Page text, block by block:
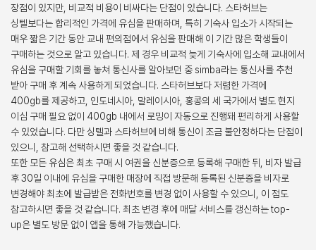
장점이 있지만, 비교적 비용이 비싸다는 단점이 있습니다. 스타허브는
싱텔보다는 합리적인 가격에 유심을 판매하며, 특히 기숙사 입소가 시작되는
매우 짧은 기간 동안 교내 편의점에서 유심을 판매해 이 기간 많은 학생들이
구매하는 것으로 알고 있습니다. 제 경우 비교적 늦게 기숙사에 입소해 교내에서
유심을 구매할 기회를 놓쳐 통신사를 알아보던 중 simba라는 통신사를 추천
받아 구매 후 계속 사용하게 되었습니다. 스타허브보다 저렴한 가격에
400gb를 제공하고, 인도네시아, 말레이시아, 홍콩의 세 국가에서 별도 현지
이심 구매 필요 없이 400gb 내에서 로밍이 자동으로 진행돼 편리하게 사용할
수 있었습니다. 다만 싱텔과 스타허브에 비해 통신이 조금 불안정하다는 단점이
있으니, 참고해 선택하시면 좋을 것 같습니다.
또한 모든 유심은 최초 구매 시 여권을 신분증으로 등록해 구매한 뒤, 비자 발급
후 30일 이내에 유심을 구매한 매장에 직접 방문해 등록된 신분증을 비자로
변경해야 최초에 발급받은 전화번호를 변경 없이 사용할 수 있으니, 이 점도
참고하시면 좋을 것 같습니다. 최초 변경 후에 매달 서비스를 갱신하는 top-
up은 별도 방문 없이 앱을 통해 가능했습니다.